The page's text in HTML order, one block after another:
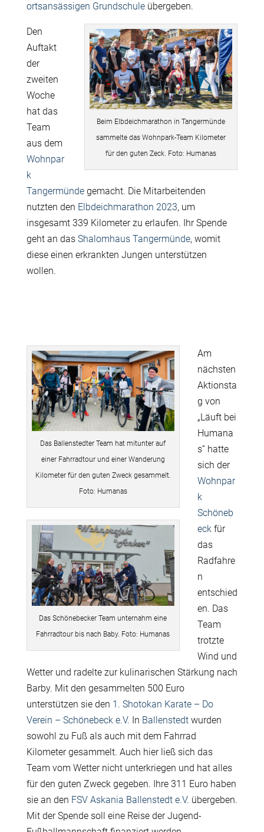
ortsansässigen Grundschuleübergeben.
Beim Elbdeichmarathon in Tangermünde
sammelte das Wohnpark-Team Kilometer
für den guten Zeck. Foto: Humanas
Den
Auftakt
der
zweiten
Woche
hat das
Team
aus dem
Wohnpar
k
Tangermündegemacht. Die Mitarbeitenden
nutzten den Elbdeichmarathon 2023, um
insgesamt 339 Kilometer zu erlaufen. Ihr Spende
geht an das Shalomhaus Tangermünde, womit
diese einen erkrankten Jungen unterstützen
wollen.
Das Ballenstedter Team hat mitunter auf
einer Fahrradtour und einer Wanderung
Kilometer für den guten Zweck gesammelt.
Foto: Humanas
Das Schönebecker Team unternahm eine
Fahrradtour bis nach Baby. Foto: Humanas
Am
nächsten
Aktionsta
g von
„Läuft bei
Humana
s“ hatte
sich der
Wohnpar
k
Schöneb
eckfür
das
Radfahre
n
entschied
en. Das
Team
trotzte
Wind und
Wetter und radelte zur kulinarischen Stärkung nach
Barby. Mit den gesammelten 500 Euro
unterstützen sie den 1. Shotokan Karate – Do
Verein – Schönebeck e.V. In Ballenstedtwurden
sowohl zu Fuß als auch mit dem Fahrrad
Kilometer gesammelt. Auch hier ließ sich das
Team vom Wetter nicht unterkriegen und hat alles
für den guten Zweck gegeben. Ihre 311 Euro haben
sie an den FSV Askania Ballenstedt e.V. übergeben.
Mit der Spende soll eine Reise der Jugend-